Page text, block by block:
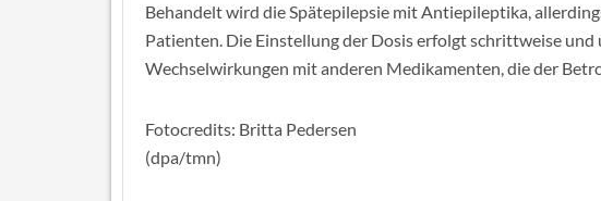
Behandelt wird die Spätepilepsie mit Antiepileptika,
Patienten. Die Einstellung der Dosis erfolgt schrittweise
Wechselwirkungen mit anderen Medikamenten, die der
Fotocredits: Britta Pedersen
(dpa/tmn)